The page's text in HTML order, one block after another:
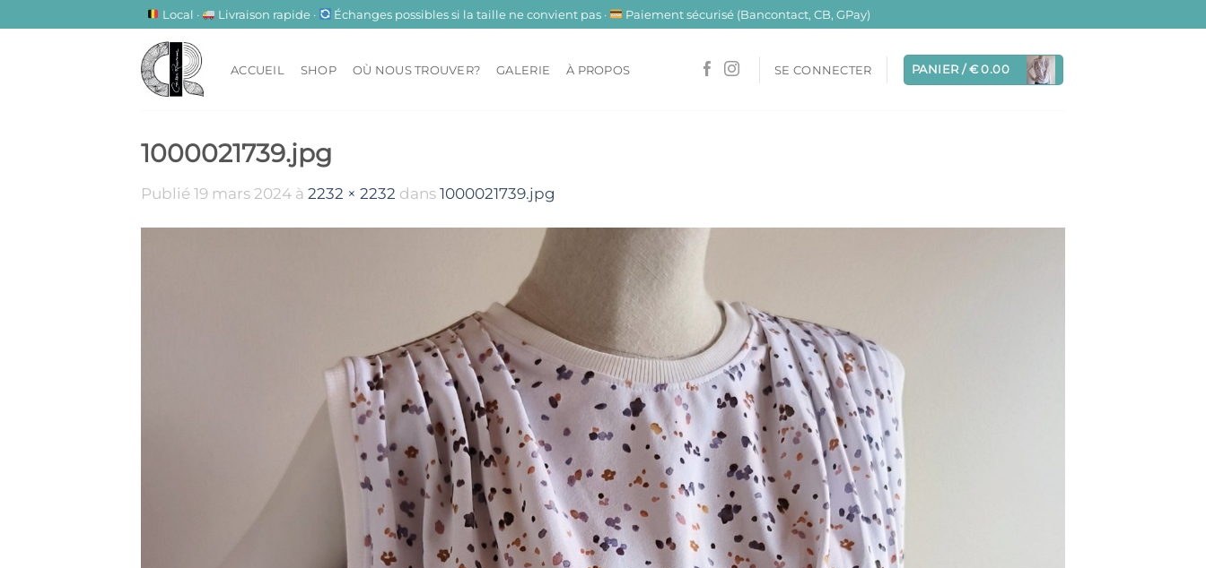
au
Local · Livraison rapide · Échanges possibles si la taille ne convient pas · Paiement sécurisé (Bancontact, CB, GPay)
ACCUEIL SHOP OÙ NOUS TROUVER? GALERIE À PROPOS SE CONNECTER PANIER /€0.00
1000021739.jpg
Publié 19 mars 2024 à 2232 × 2232 dans 1000021739.jpg